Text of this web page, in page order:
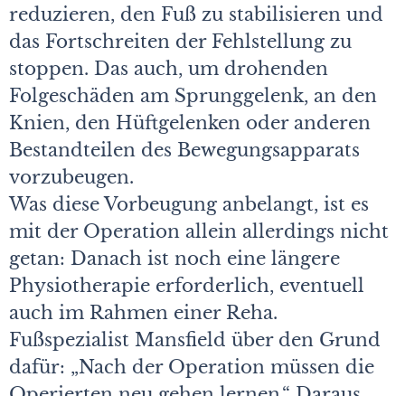
reduzieren, den Fuß zu stabilisieren und
das Fortschreiten der Fehlstellung zu
stoppen. Das auch, um drohenden
Folgeschäden am Sprunggelenk, an den
Knien, den Hüftgelenken oder anderen
Bestandteilen des Bewegungsapparats
vorzubeugen.
Was diese Vorbeugung anbelangt, ist es
mit der Operation allein allerdings nicht
getan: Danach ist noch eine längere
Physiotherapie erforderlich, eventuell
auch im Rahmen einer Reha.
Fußspezialist Mansfield über den Grund
dafür: „Nach der Operation müssen die